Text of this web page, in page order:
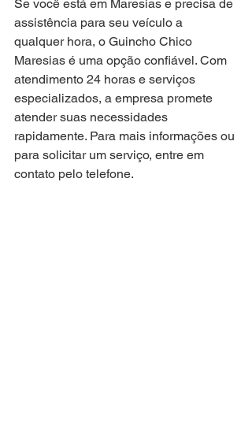
Se você está em Maresias e precisa de
assistência para seu veículo a
qualquer hora, o Guincho Chico
Maresias é uma opção confiável. Com
atendimento 24 horas e serviços
especializados, a empresa promete
atender suas necessidades
rapidamente. Para mais informações ou
para solicitar um serviço, entre em
contato pelo telefone.